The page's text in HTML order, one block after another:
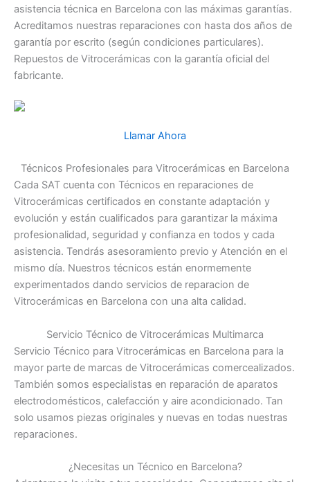
asistencia técnica en Barcelona con las máximas garantías.
Acreditamos nuestras reparaciones con hasta dos años de
garantía por escrito (según condiciones particulares).
Repuestos de Vitrocerámicas con la garantía oficial del
fabricante.
Llamar Ahora
Técnicos Profesionales para Vitrocerámicas en Barcelona
Cada SAT cuenta con Técnicos en reparaciones de
Vitrocerámicas certificados en constante adaptación y
evolución y están cualificados para garantizar la máxima
profesionalidad, seguridad y confianza en todos y cada
asistencia. Tendrás asesoramiento previo y Atención en el
mismo día. Nuestros técnicos están enormemente
experimentados dando servicios de reparacion de
Vitrocerámicas en Barcelona con una alta calidad.
Servicio Técnico de Vitrocerámicas Multimarca
Servicio Técnico para Vitrocerámicas en Barcelona para la
mayor parte de marcas de Vitrocerámicas comercealizados.
También somos especialistas en reparación de aparatos
electrodomésticos, calefacción y aire acondicionado. Tan
solo usamos piezas originales y nuevas en todas nuestras
reparaciones.
¿Necesitas un Técnico en Barcelona?